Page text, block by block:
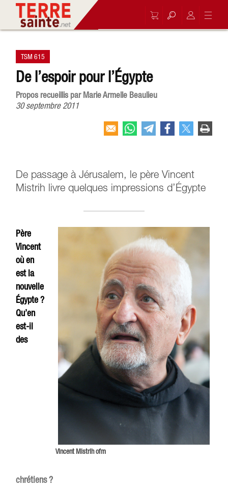
TSM 615
De l’espoir pour l’Égypte
Propos recueillis par Marie Armelle Beaulieu
30 septembre 2011
De passage à Jérusalem, le père Vincent
Mistrih livre quelques impressions d’Égypte
Vincent Mistrih ofm
Père
Vincent
où en
est la
nouvelle
Égypte ?
Qu’en
est-il
des
chrétiens ?